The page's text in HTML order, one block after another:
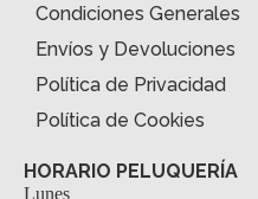
Condiciones Generales
Envíos y Devoluciones
Política de Privacidad
Política de Cookies
HORARIO PELUQUERÍA
Lunes